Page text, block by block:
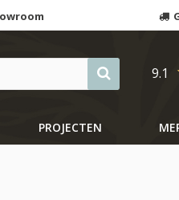
9.1
PROJECTEN